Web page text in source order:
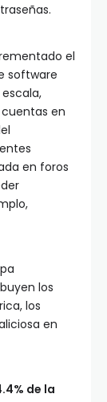
el
software
en
en foros
los
los
en
de la